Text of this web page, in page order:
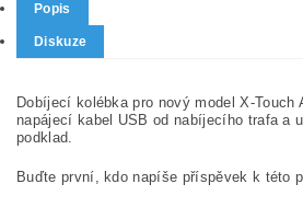
Popis
Diskuze
Dobíjecí kolébka pro nový model X-
napájecí kabel USB od nabíjecího trafa a
podklad.
Buďte první, kdo napíše příspěvek k této